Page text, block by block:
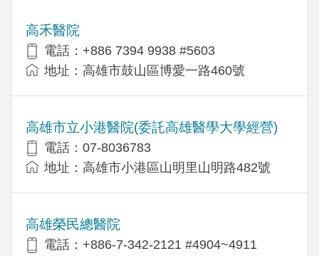
高禾醫院
電話：+886 7394 9938 #5603
地址：高雄市鼓山區博愛一路460號
高雄市立小港醫院(委託高雄醫學大學經營)
電話：07-8036783
地址：高雄市小港區山明里山明路482號
高雄榮民總醫院
電話：+886-7-342-2121 #4904~4911